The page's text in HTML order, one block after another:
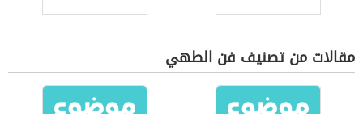
مقالات من تصنيف فن الطهي